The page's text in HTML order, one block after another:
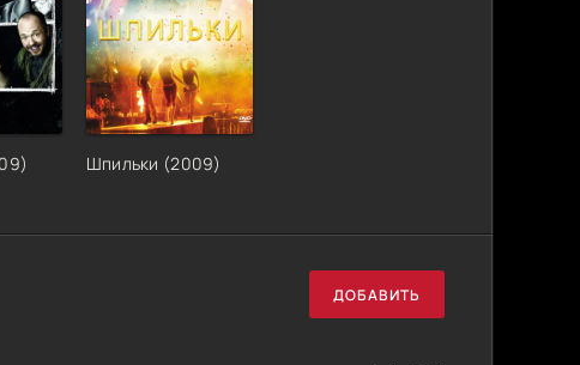
Шпильки (2009)
ДОБАВИТЬ